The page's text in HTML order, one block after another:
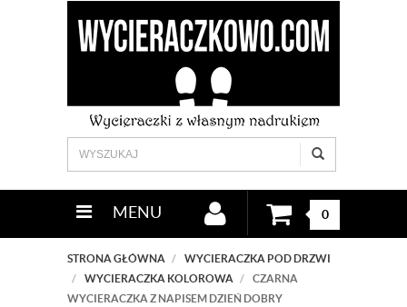
MENU 0
STRONA GŁÓWNA
WYCIERACZKA POD DRZWI
WYCIERACZKA KOLOROWA
CZARNA
WYCIERACZKA Z NAPISEM DZIEŃ DOBRY